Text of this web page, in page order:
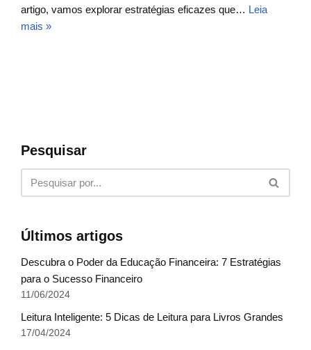
artigo, vamos explorar estratégias eficazes que… Leia
mais »
Pesquisar
Últimos artigos
Descubra o Poder da Educação Financeira: 7 Estratégias
para o Sucesso Financeiro
11/06/2024
Leitura Inteligente: 5 Dicas de Leitura para Livros Grandes
17/04/2024